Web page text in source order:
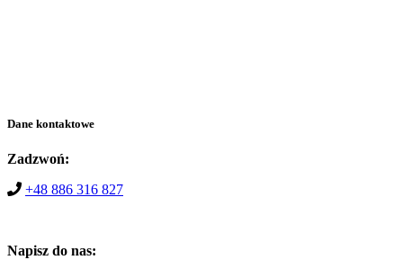
Dane kontaktowe
Zadzwoń:
+48 886 316 827
Napisz do nas: